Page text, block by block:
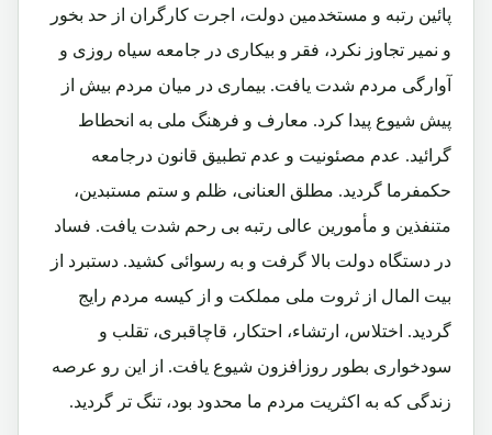
پائین رتبه و مستخدمین دولت، اجرت کارگران از حد بخور
و نمیر تجاوز نکرد، فقر و بیکاری در جامعه سیاه روزی و
آوارگی مردم شدت یافت. بیماری در میان مردم بیش از
پیش شیوع پیدا کرد. معارف و فرهنگ ملی به انحطاط
گرائید. عدم مصئونیت و عدم تطبیق قانون درجامعه
حکمفرما گردید. مطلق العنانی، ظلم و ستم مستبدین،
متنفذین و مأمورین عالی رتبه بی رحم شدت یافت. فساد
در دستگاه دولت بالا گرفت و به رسوائی کشید. دستبرد از
بیت المال از ثروت ملی مملکت و از کیسه مردم رایج
گردید. اختلاس، ارتشاء، احتکار، قاچاقبری، تقلب و
سودخواری بطور روزافزون شیوع یافت. از این رو عرصه
زندگی که به اکثریت مردم ما محدود بود، تنگ تر گردید.